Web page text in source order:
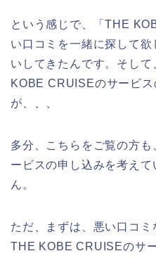
という感じで、「THE
い口コミを一緒に探して
いしてきたんです。そし
KOBE CRUISEのサービ
が、、、
多分、こちらをご覧の方
ービスの申し込みを考え
ん。
ただ、まずは、悪い口コミ
THE KOBE CRUISEのサ